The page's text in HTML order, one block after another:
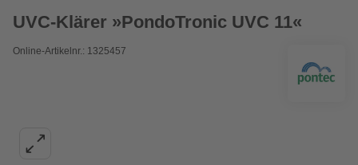
UVC-Klärer »PondoTronic UVC 11«
Online-Artikelnr.: 1325457